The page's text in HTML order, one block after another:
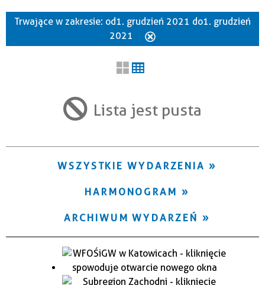
Szukana fraza
Trwające w zakresie
Trwające w zakresie: od 1. grudzień 2021 do 1. grudzień
2021
Lista jest pusta
WSZYSTKIE WYDARZENIA
HARMONOGRAM
ARCHIWUM WYDARZEŃ